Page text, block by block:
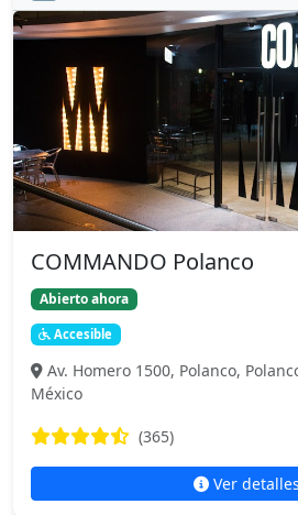
COMMANDO Polanco
Abierto ahora
Accesible
Av. Homero 1500, Polanco,
México
(365)
Ver detalles